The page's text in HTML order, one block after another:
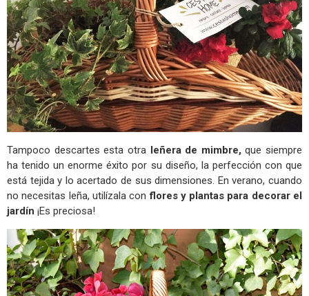
Tampoco descartes esta otraleñera de mimbre, que siempre
ha tenido un enorme éxito por su diseño, la perfección con que
está tejida y lo acertado de sus dimensiones. En verano, cuando
no necesitas leña, utilízala conflores y plantas para decorar el
jardín ¡Es preciosa!